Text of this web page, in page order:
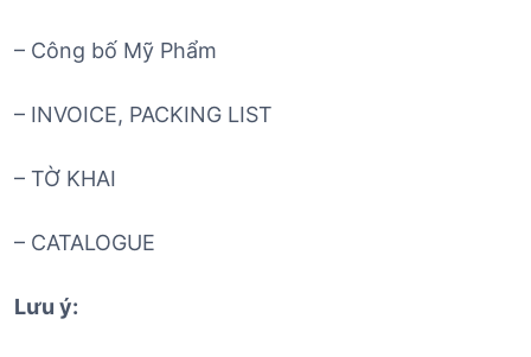
– Công bố Mỹ Phẩm
– INVOICE, PACKING LIST
– TỜ KHAI
– CATALOGUE
Lưu ý: